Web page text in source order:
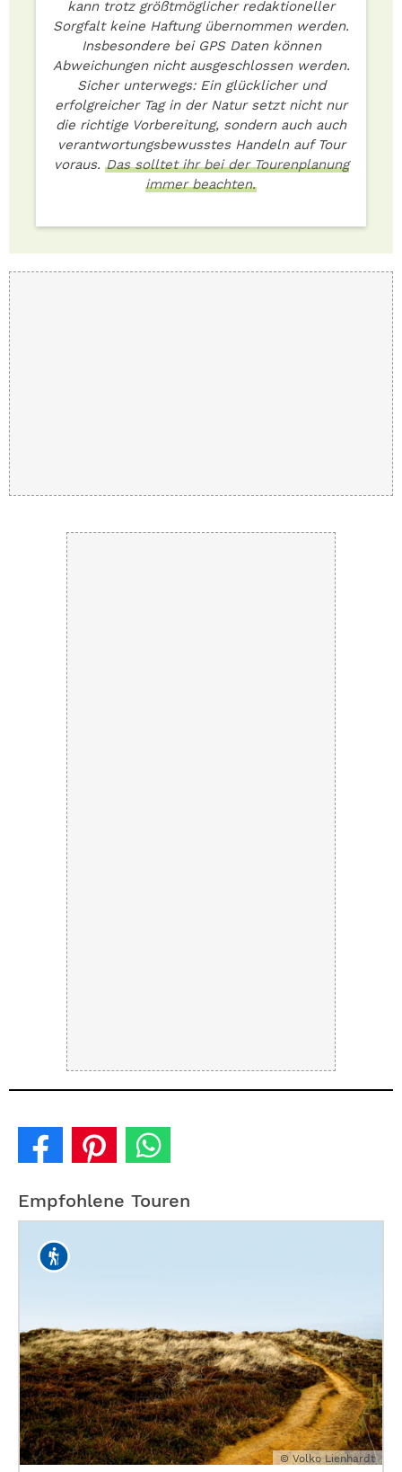
kann trotz größtmöglicher redaktioneller
Sorgfalt keine Haftung übernommen werden.
Insbesondere bei GPS Daten können
Abweichungen nicht ausgeschlossen werden.
Sicher unterwegs: Ein glücklicher und
erfolgreicher Tag in der Natur setzt nicht nur
die richtige Vorbereitung, sondern auch auch
verantwortungsbewusstes Handeln auf Tour
voraus. Das solltet ihr bei der Tourenplanung
immer beachten.
Empfohlene Touren
© Volko Lienhardt